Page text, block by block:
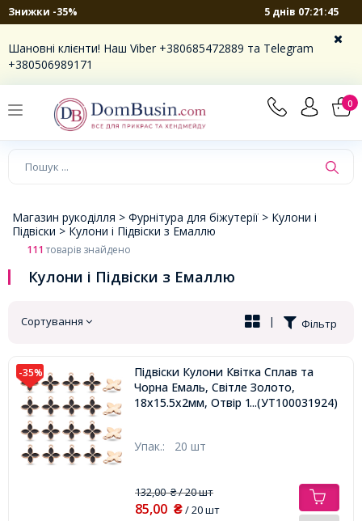
Знижки -35% 5 днів 07:21:44
Шановні клієнти! Наш Viber +380685472889 та Telegram
+380506989171
0
×
Магазин рукоділля > Фурнітура для біжутерії > Кулони і
Підвіски > Кулони і Підвіски з Емаллю
111товарів знайдено
Кулони і Підвіски з Емаллю
Сортування Фільтр
|
-35%
Підвіски Кулони Квітка Сплав та
Чорна Емаль, Світле Золото,
18х15.5х2мм, Отвір 1.5мм,...(УТ100031924)
Упак.: 20 шт
132,00₴/ 20 шт
85,00 ₴/ 20 шт